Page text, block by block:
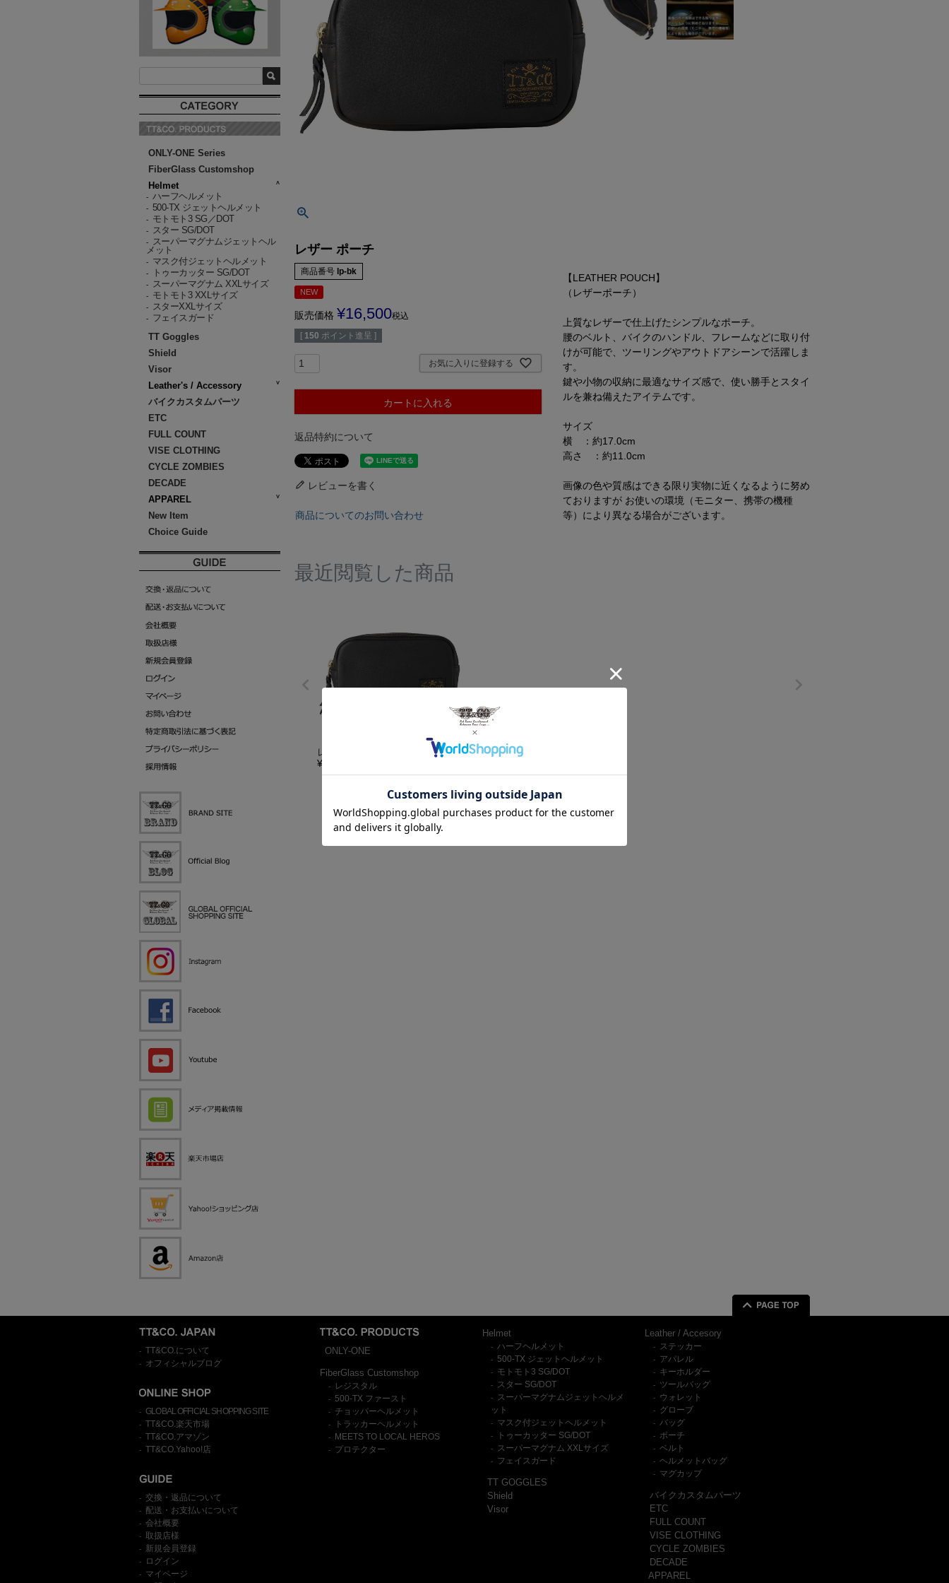
ONLY-ONE Series
FiberGlass Customshop
Helmet
- ハーフヘルメット
- 500-TX ジェットヘルメット
- モトモト3 SG／DOT
- スター SG/DOT
-
スーパーマグナムジェットヘル
メット
- マスク付ジェットヘルメット
- トゥーカッター SG/DOT
- スーパーマグナム XXLサイズ
- モトモト3 XXLサイズ
- スターXXLサイズ
- フェイスガード
TT Goggles
Shield
Visor
Leather's / Accessory
バイクカスタムパーツ
ETC
FULL COUNT
VISE CLOTHING
CYCLE ZOMBIES
DECADE
APPAREL
New Item
Choice Guide
レザー ポーチ
商品番号 lp-bk
NEW
販売価格 ¥16,500税込
[ 150 ポイント進呈 ]
お気に入りに登録する
カートに入れる
返品特約について
レビューを書く
商品についてのお問い合わせ
【LEATHER POUCH】
（レザーポーチ）
上質なレザーで仕上げたシンプルなポーチ。
腰のベルト、バイクのハンドル、フレームなどに取り付
けが可能で、ツーリングやアウトドアシーンで活躍しま
す。
鍵や小物の収納に最適なサイズ感で、使い勝手とスタイ
ルを兼ね備えたアイテムです。
サイズ
横 ：約17.0cm
高さ ：約11.0cm
画像の色や質感はできる限り実物に近くなるように努め
ておりますが お使いの環境（モニター、携帯の機種
等）により異なる場合がございます。
最近閲覧した商品
レザー ポーチ
¥
- TT&CO.について
- オフィシャルブログ
- GLOBAL OFFICIAL SHOPPING SITE
- TT&CO.楽天市場
- TT&CO.アマゾン
- TT&CO.Yahoo!店
- 交換・返品について
- 配送・お支払いについて
- 会社概要
- 取扱店様
- 新規会員登録
- ログイン
-
マイページ
ONLY-ONE
FiberGlass Customshop
- レジスタル
- 500-TX ファースト
- チョッパーヘルメット
- トラッカーヘルメット
- MEETS TO LOCAL HEROS
- プロテクター
Helmet
- ハーフヘルメット
- 500-TX ジェットヘルメット
- モトモト3 SG/DOT
- スター SG/DOT
-
スーパーマグナムジェットヘルメ
ット
- マスク付ジェットヘルメット
- トゥーカッター SG/DOT
- スーパーマグナム XXLサイズ
- フェイスガード
TT GOGGLES
Shield
Visor
Leather / Accesory
- ステッカー
- アパレル
- キーホルダー
- ツールバッグ
- ウォレット
- グローブ
- バッグ
- ポーチ
- ベルト
- ヘルメットバッグ
- マグカップ
バイクカスタムパーツ
ETC
FULL COUNT
VISE CLOTHING
CYCLE ZOMBIES
DECADE
APPAREL